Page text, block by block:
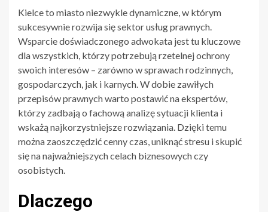
Kielce to miasto niezwykle dynamiczne, w którym
sukcesywnie rozwija się sektor usług prawnych.
Wsparcie doświadczonego adwokata jest tu kluczowe
dla wszystkich, którzy potrzebują rzetelnej ochrony
swoich interesów – zarówno w sprawach rodzinnych,
gospodarczych, jak i karnych. W dobie zawiłych
przepisów prawnych warto postawić na ekspertów,
którzy zadbają o fachową analizę sytuacji klienta i
wskażą najkorzystniejsze rozwiązania. Dzięki temu
można zaoszczędzić cenny czas, uniknąć stresu i skupić
się na najważniejszych celach biznesowych czy
osobistych.
Dlaczego